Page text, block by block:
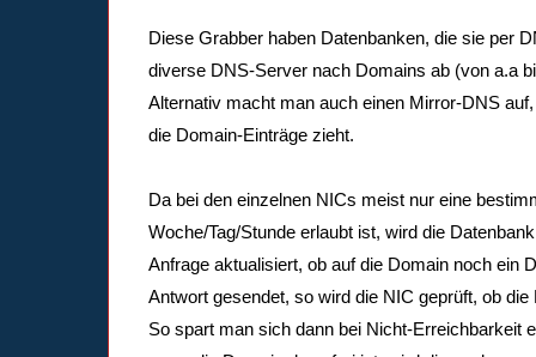
Diese Grabber haben Datenbanken, die sie per
diverse DNS-Server nach Domains ab (von a.a
Alternativ macht man auch einen Mirror-DNS
die Domain-Einträge zieht.
Da bei den einzelnen NICs meist nur eine
Woche/Tag/Stunde erlaubt ist, wird die
Anfrage aktualisiert, ob auf die Domain noch ein
Antwort gesendet, so wird die NIC geprüft, ob
So spart man sich dann bei Nicht-Erreichbarkeit